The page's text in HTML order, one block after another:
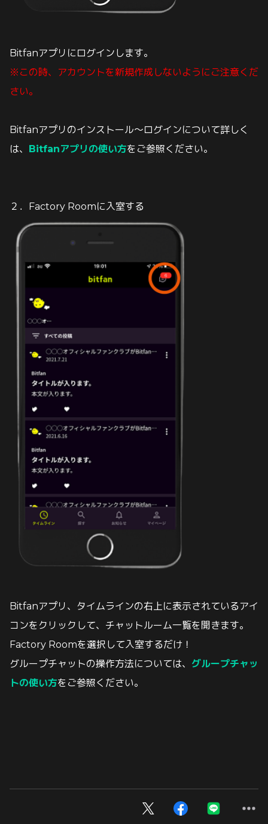
Bitfanアプリにログインします。
※この時、アカウントを新規作成しないようにご注意くだ
さい。
Bitfanアプリのインストール〜ログインについて詳しく
は、
Bitfanアプリの使い方をご参照ください。
２．Factory Roomに入室する
Bitfanアプリ、タイムラインの右上に表示されているアイ
コンをクリックして、 チャットルーム一覧を開きます。
Factory Roomを選択して入室するだけ！
グループチャットの操作方法については、 グループチャッ
トの使い方をご参照ください。